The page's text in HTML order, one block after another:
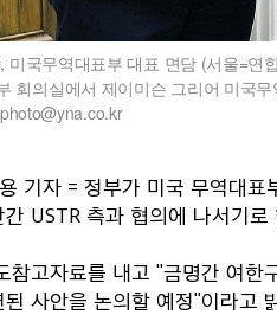
미국무역대표부 대표 면담 (서울=
회의실에서 제이미슨 그리어 미국
기자 = 정부가 미국 무역대
USTR 측과 협의에 나서기로
참고자료를 내고 "금명간 여한
사안을 논의할 예정"이라고